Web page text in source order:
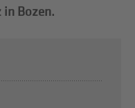
in Bozen.